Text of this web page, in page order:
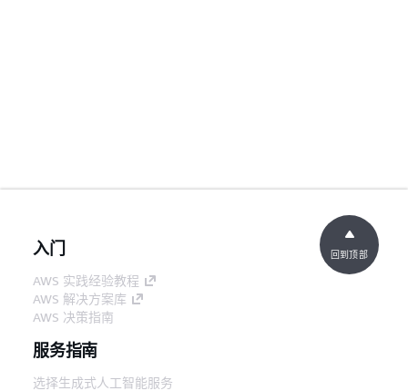
入门
AWS 实践经验教程
AWS 解决方案库
AWS 决策指南
服务指南
选择生成式人工智能服务
回到顶部